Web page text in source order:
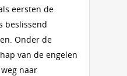
eersten de
beslissend
Onder de
van de engelen
naar